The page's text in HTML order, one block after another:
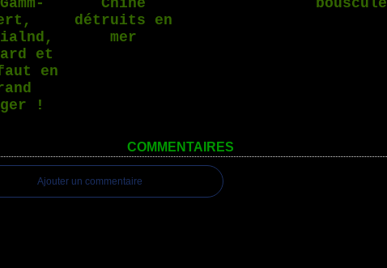
et
en
!
Chine
détruits en
mer
bousculé
COMMENTAIRES
Ajouter un commentaire